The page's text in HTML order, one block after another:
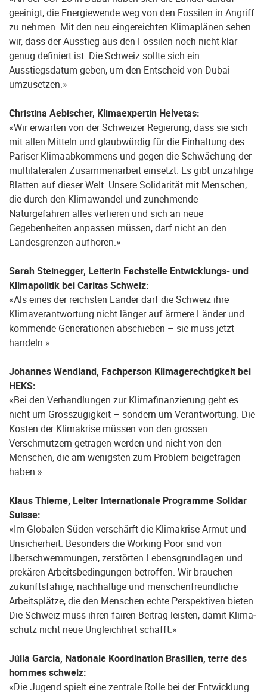
geeinigt, die Energiewende weg von den Fossilen in Angriff
zu nehmen. Mit den neu eingereichten Klimaplänen sehen
wir, dass der Ausstieg aus den Fossilen noch nicht klar
genug definiert ist. Die Schweiz sollte sich ein
Ausstiegsdatum geben, um den Entscheid von Dubai
umzusetzen.»
Christina Aebischer, Klimaexpertin Helvetas:
«Wir erwarten von der Schweizer Regierung, dass sie sich
mit allen Mitteln und glaubwürdig für die Einhaltung des
Pariser Klimaabkommens und gegen die Schwächung der
multilateralen Zusammen­arbeit einsetzt. Es gibt unzählige
Blatten auf dieser Welt. Unsere Solidarität mit Menschen,
die durch den Klimawandel und zunehmende
Naturgefahren alles verlieren und sich an neue
Gegebenheiten anpassen müssen, darf nicht an den
Landesgrenzen aufhören.»
Sarah Steinegger, Leiterin Fachstelle Entwicklungs- und
Klimapolitik bei Caritas Schweiz:
«Als eines der reichsten Länder darf die Schweiz ihre
Klimaverantwortung nicht länger auf ärmere Länder und
kommende Generationen abschieben – sie muss jetzt
handeln.»
Johannes Wendland, Fachperson Klimagerechtigkeit bei
HEKS:
«Bei den Verhandlungen zur Klimafinanzierung geht es
nicht um Grosszügigkeit – sondern um Ver­antwortung. Die
Kosten der Klimakrise müssen von den grossen
Verschmutzern getragen werden und nicht von den
Menschen, die am wenigsten zum Problem beigetragen
haben.»
Klaus Thieme, Leiter Internationale Programme Solidar
Suisse:
«Im Globalen Süden verschärft die Klimakrise Armut und
Unsicherheit. Besonders die Working Poor sind von
Überschwemmungen, zerstörten Lebensgrundlagen und
prekären Arbeitsbedingungen be­troffen. Wir brauchen
zukunftsfähige, nachhaltige und menschenfreundliche
Arbeitsplätze, die den Menschen echte Perspektiven bieten.
Die Schweiz muss ihren fairen Beitrag leisten, damit Klima­
schutz nicht neue Ungleichheit schafft.»
Júlia Garcia, Nationale Koordination Brasilien, terre des
hommes schweiz:
«Die Jugend spielt eine zentrale Rolle bei der Entwicklung